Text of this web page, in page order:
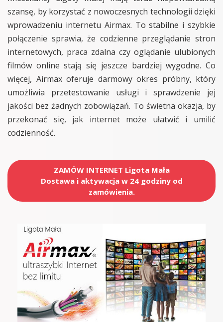
szansę, by korzystać z nowoczesnych technologii dzięki
wprowadzeniu internetu Airmax. To stabilne i szybkie
połączenie sprawia, że codzienne przeglądanie stron
internetowych, praca zdalna czy oglądanie ulubionych
filmów online stają się jeszcze bardziej wygodne. Co
więcej, Airmax oferuje darmowy okres próbny, który
umożliwia przetestowanie usługi i sprawdzenie jej
jakości bez żadnych zobowiązań. To świetna okazja, by
przekonać się, jak internet może ułatwić i umilić
codzienność.
ZAMÓW INTERNET Ligota Mała
Dostawa i aktywacja w 24 godziny od
zamówienia.